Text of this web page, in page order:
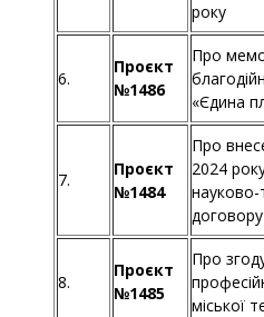
року
6.
Проєкт
№1486
Про
«Єдина
7.
Проєкт
№1484
Про
2024
науково-
8.
Проєкт
№1485
Про
міської